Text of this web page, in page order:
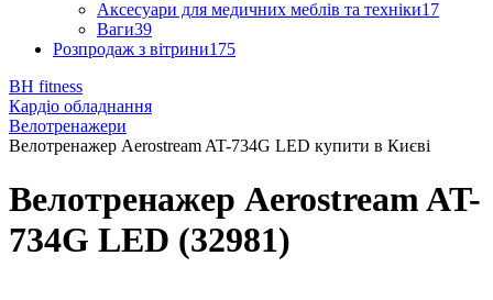
Аксесуари для медичних меблів та техніки17
Ваги39
Розпродаж з вітрини175
BH fitness
Кардіо обладнання
Велотренажери
Велотренажер Aerostream AT-734G LED купити в Києві
Велотренажер Aerostream AT-
734G LED (32981)